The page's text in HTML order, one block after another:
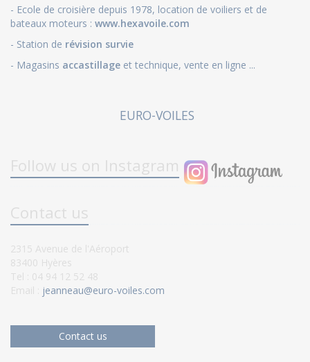
- Ecole de croisière depuis 1978, location de voiliers et de
bateaux moteurs : www.hexavoile.com
- Station de révision survie
- Magasins accastillage et technique, vente en ligne ...
EURO-VOILES
Follow us on Instagram
Contact us
2315 Avenue de l'Aéroport
83400 Hyères
Tel : 04 94 12 52 48
Email :
jeanneau@euro-voiles.com
Contact us